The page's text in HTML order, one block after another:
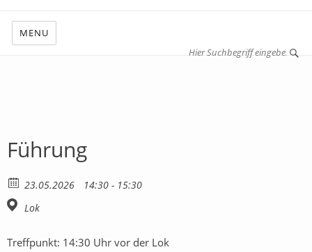
MENU
Führung
23.05.2026
14:30 - 15:30
Lok
Treffpunkt: 14:30 Uhr vor der Lok